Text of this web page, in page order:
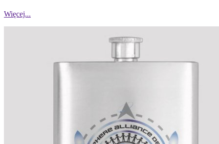
Więcej...